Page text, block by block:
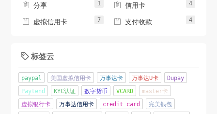
 分享 1  信用卡 4
 虚拟信用卡 7  支付收款 4
 标签云
paypal 美国虚拟信用卡 万事达卡 万事达U卡
Dupay
Paytend
KYC认证 数字货币 VCARD
master卡
虚拟银行卡
万事达信用卡 credit card
完美钱包